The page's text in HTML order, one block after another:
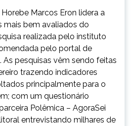
Marcos Eron lidera a
mais bem avaliados do
realizada pelo instituto
pelo portal de
As pesquisas vêm sendo feitas
trazendo indicadores
principalmente para o
com um questionário
Polêmica – AgoraSei
entrevistando milhares de